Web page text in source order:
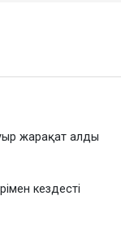
жарақат алды
кездесті